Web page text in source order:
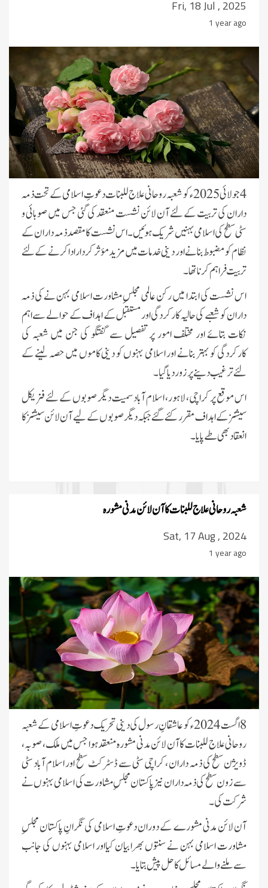
Fri, 18 Jul , 2025
1 year ago
4 جولائی 2025ء کو شعبہ روحانی علاج للبنات دعوتِ اسلامی کے تحت ذمہ
داران کی تربیت کے لئے آن لائن نشست منعقد کی گئی جس میں صوبائی و
سٹی سطح کی اسلامی بہنیں شریک ہوئیں۔ اس نشست کا مقصد ذمہ داران کے
نظام کو مضبوط بنانے اور دینی خدمات میں مزید مؤثر کردار ادا کرنے کے لئے
تربیت فراہم کرنا تھا۔
اس نشست کی ابتدا میں رکن عالمی مجلسِ مشاورت اسلامی بہن نے کی ذمہ
داران کو شعبے کی حالیہ کارکردگی اور مستقبل کے اہداف کے حوالے سے اہم
نکات بتائے اور مختلف امور پر تفصیل سے گفتگو کی جن میں شعبہ کی
کارکردگی کو بہتر بنانے اور اسلامی بہنوں کو دینی کاموں میں حصہ لینے کے
لئے ترغیب دینے پر زور دیا گیا۔
اس موقع پر کراچی، لاہور، اسلام آباد سمیت دیگر صوبوں کے لئے فزیکل
سیشنز کے اہداف مقرر کئے گئے جبکہ دیگر صوبوں کے لیے آن لائن سیشنز کا
انعقاد بھی طے پایا۔
شعبہ روحانی علاج للبنات کا آن لائن مدنی مشورہ
Sat, 17 Aug , 2024
1 year ago
8 اگست 2024ء کو عاشقانِ رسول کی دینی تحریک دعوتِ اسلامی کے شعبہ
روحانی علاج للبنات کا آن لائن مدنی مشورہ منعقد ہوا جس میں ملک، صوبہ ،
ڈویژن سطح کی ذمہ داران ، کراچی سٹی سے ڈسٹرکٹ سطح اور اسلام آباد سٹی
سے زون سطح کی ذمہ دار ان نیز پاکستان مجلسِ مشاورت کی اسلامی بہنوں نے
شرکت کی۔
آن لائن مدنی مشورے کے دوران دعوتِ اسلامی کی نگرانِ پاکستان مجلسِ
مشاورت اسلامی بہن نے سنتوں بھرا بیان کیااور اسلامی بہنوں کی جانب
سے ملنے والے مسائل کا حل پیش بتایا۔